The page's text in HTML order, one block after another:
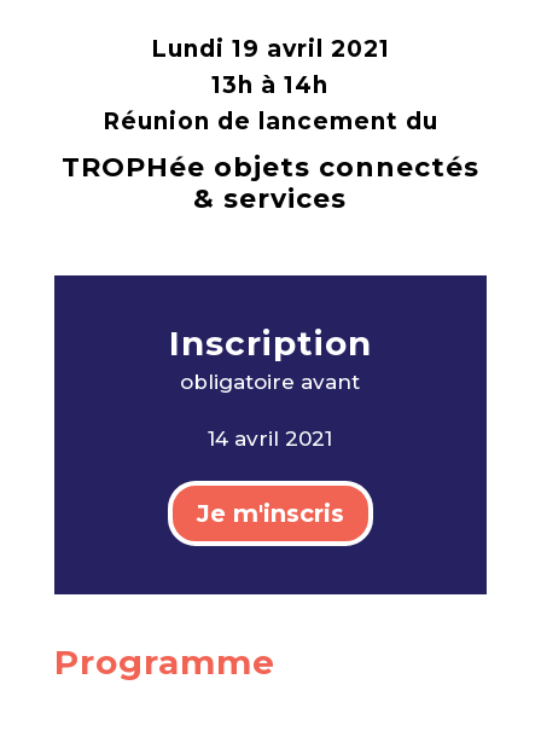
Lundi 19 avril 2021
13h à 14h
Réunion de lancement du
TROPHée objets connectés
& services
Inscription
obligatoire avant
14 avril 2021
Je m'inscris
Programme